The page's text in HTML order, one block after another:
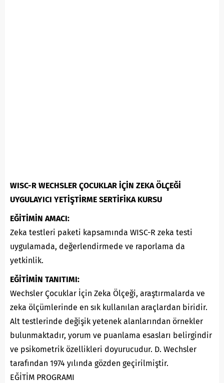
WISC-R WECHSLER ÇOCUKLAR İÇİN ZEKA ÖLÇEĞİ
UYGULAYICI YETİŞTİRME SERTİFİKA KURSU
EĞİTİMİN AMACI:
Zeka testleri paketi kapsamında WISC-R zeka testi
uygulamada, değerlendirmede ve raporlama da
yetkinlik.
EĞİTİMİN TANITIMI:
Wechsler Çocuklar İçin Zeka Ölçeği, araştırmalarda ve
zeka ölçümlerinde en sık kullanılan araçlardan biridir.
Alt testlerinde değişik yetenek alanlarından örnekler
bulunmaktadır, yorum ve puanlama esasları belirgindir
ve psikometrik özellikleri doyurucudur. D. Wechsler
tarafından 1974 yılında gözden geçirilmiştir.
EĞİTİM PROGRAMI